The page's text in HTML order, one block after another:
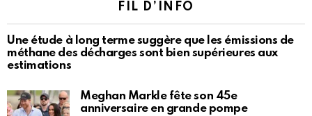
FIL D’INFO
Une étude à long terme suggère que les émissions de
méthane des décharges sont bien supérieures aux
estimations
Meghan Markle fête son 45e
anniversaire en grande pompe